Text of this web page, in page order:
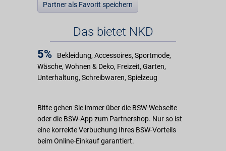
Partner als Favorit speichern
Das bietet NKD
5%
Bekleidung, Accessoires, Sportmode,
Wäsche, Wohnen & Deko, Freizeit, Garten,
Unterhaltung, Schreibwaren, Spielzeug
Bitte gehen Sie immer über die BSW-Webseite
oder die BSW-App zum Partnershop. Nur so ist
eine korrekte Verbuchung Ihres BSW-Vorteils
beim Online-Einkauf garantiert.